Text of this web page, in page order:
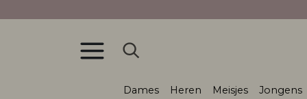
Dames Heren Meisjes Jongens